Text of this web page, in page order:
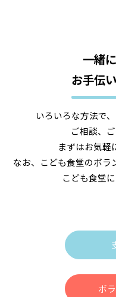
一緒
お手伝
いろいろな方法で
ご相談、
まずはお気軽
なお、こども食堂のボラ
こども食堂
ボ